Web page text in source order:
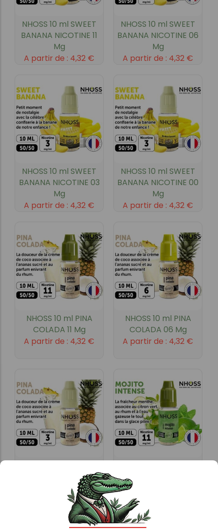
NHOSS 10 ml SWEET
BANANA NICOTINE 11
Mg
A partir de : 4,32 €
NHOSS 10 ml SWEET
BANANA NICOTINE 06
Mg
A partir de : 4,32 €
NHOSS 10 ml SWEET
BANANA NICOTINE 03
Mg
A partir de : 4,32 €
NHOSS 10 ml SWEET
BANANA NICOTINE 00
Mg
A partir de : 4,32 €
NHOSS 10 ml PINA
COLADA 11 Mg
A partir de : 4,32 €
NHOSS 10 ml PINA
COLADA 06 Mg
A partir de : 4,32 €
COLADA 03 Mg
4,32€
A partir de :